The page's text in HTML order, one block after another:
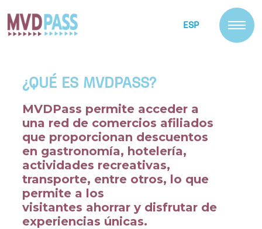
ESP
¿QUÉ ES MVDPASS?
MVDPass permite acceder a
una red de comercios afiliados
que proporcionan descuentos
en gastronomía, hotelería,
actividades recreativas,
transporte, entre otros, lo que
permite a los
visitantes ahorrar y disfrutar de
experiencias únicas.